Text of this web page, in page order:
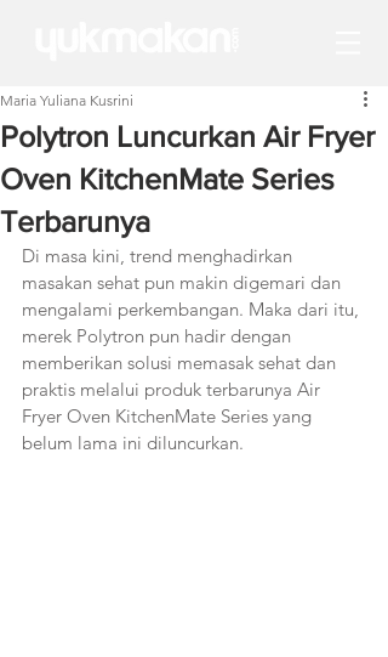
Polytron Luncurkan Air Fryer
Oven KitchenMate Series
Terbarunya
Maria Yuliana Kusrini
Di masa kini, trend menghadirkan
masakan sehat pun makin digemari dan
mengalami perkembangan. Maka dari itu,
merek Polytron pun hadir dengan
memberikan solusi memasak sehat dan
praktis melalui produk terbarunya Air
Fryer Oven KitchenMate Series yang
belum lama ini diluncurkan.